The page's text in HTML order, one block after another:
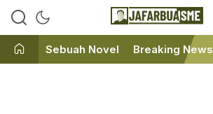
JafarBua
Ini bukan Media Online, Ini
Sebuah Novel Breaking News